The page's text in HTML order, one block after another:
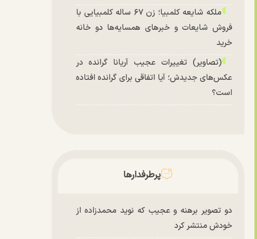
ملکه شایعه کلمبیا؛ زن ۶۷ ساله کلمبیایی با
فروش شایعات و خبر‌های همسایه‌ها دو خانه
خرید
(تصاویر) تغییرات عجیب آریانا گرانده در
عکس‌های جدیدش؛ آیا اتفاقی برای گرانده افتاده
است؟
پرطرفدارها
دو تصویر برهنه و عجیب که نوید محمدزاده از
خودش منتشر کرد